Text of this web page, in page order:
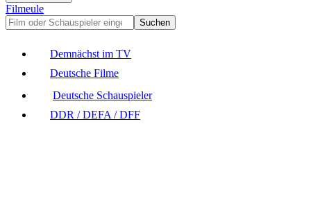
Filmeule
Suchen
Demnächst im TV
Deutsche Filme
Deutsche Schauspieler
DDR / DEFA / DFF